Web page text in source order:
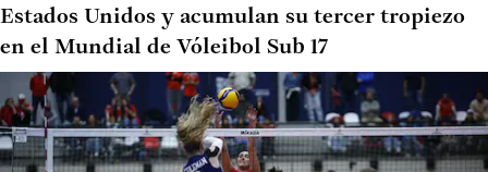
Estados Unidos y acumulan su tercer tropiezo
en el Mundial de Vóleibol Sub 17